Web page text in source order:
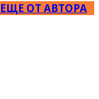
ЕЩЕ ОТ АВТОРА